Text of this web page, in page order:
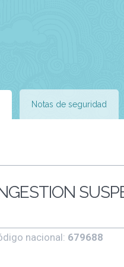
Notas de seguridad
nacional: 679688